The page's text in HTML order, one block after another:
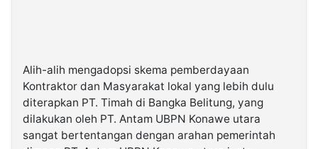
Alih-alih mengadopsi skema pemberdayaan
Kontraktor dan Masyarakat lokal yang lebih dulu
diterapkan PT. Timah di Bangka Belitung, yang
dilakukan oleh PT. Antam UBPN Konawe utara
sangat bertentangan dengan arahan pemerintah